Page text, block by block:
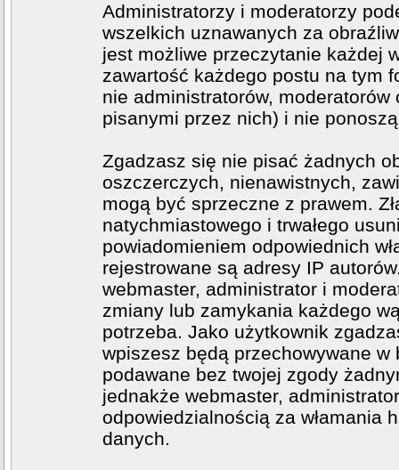
Administratorzy i moderatorzy
wszelkich uznawanych za
jest możliwe przeczytanie każdej
zawartość każdego postu na tym
nie administratorów,
pisanymi przez nich) i nie
Zgadzasz się nie pisać żadnych
oszczerczych, nienawistnych,
mogą być sprzeczne z prawem.
natychmiastowego i trwałego
powiadomieniem odpowiednich
rejestrowane są adresy IP
webmaster, administrator i
zmiany lub zamykania każdego
potrzeba. Jako użytkownik
wpiszesz będą przechowywane
podawane bez twojej zgody
jednakże webmaster,
odpowiedzialnością za włamania
danych.